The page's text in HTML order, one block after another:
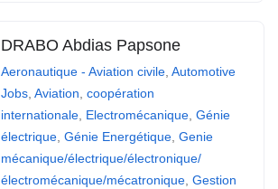
DRABO Abdias Papsone
Aeronautique - Aviation civile, Automotive
Jobs, Aviation, coopération
internationale, Electromécanique, Génie
électrique, Génie Energétique, Genie
mécanique/électrique/électronique/
électromécanique/mécatronique, Gestion